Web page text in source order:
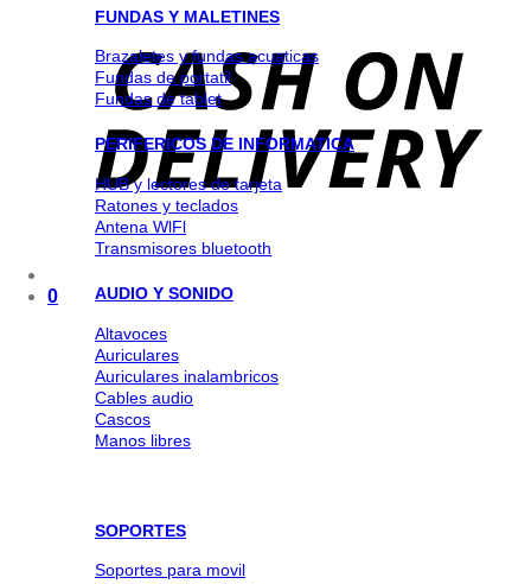
0
FUNDAS Y MALETINES
Brazaletes y fundas acuaticas
Fundas de portatil
Fundas de tablet
PERIFERICOS DE INFORMATICA
HUB y lectores de tarjeta
Ratones y teclados
Antena WlFl
Transmisores bluetooth
AUDIO Y SONIDO
Altavoces
Auriculares
Auriculares inalambricos
Cables audio
Cascos
Manos libres
SOPORTES
Soportes para movil